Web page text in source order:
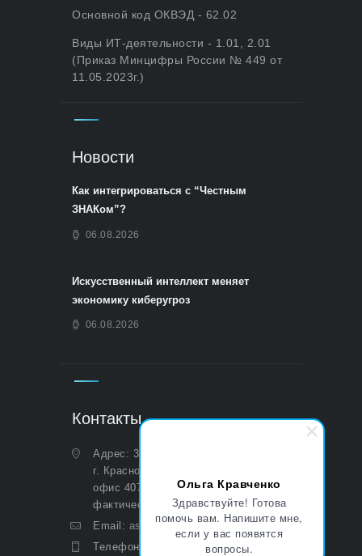
Ольга Кравченко
Здравствуйте! Готова
помочь вам. Напишите мне,
если у вас появятся
вопросы.
Основной код ОКВЭД - 62.02
Виды ИТ-деятельности - 1.01, 2.01
(Приказ Минцифры России № 449 от
11.05.2023г.)
Новости
Как интегрироваться с “Честным
ЗНАКом”?
06.08.2026
Искусственный интеллект меняет
экономику киберугроз
06.08.2026
Контакты
Адрес: 350051, Краснодарский край,
г. Краснодар, ул. Дальняя, д. 27,
офис 407 (Юридический и
фактический)
Email: asp@aoasp.ru
Телефон:
+7 (499) 380-83-05